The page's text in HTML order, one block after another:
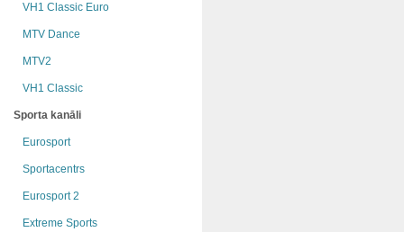
VH1 Classic Euro
MTV Dance
MTV2
VH1 Classic
Sporta kanāli
Eurosport
Sportacentrs
Eurosport 2
Extreme Sports